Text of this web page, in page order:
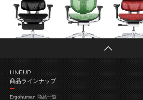
LINEUP
商品ラインナップ
Ergohuman 商品一覧